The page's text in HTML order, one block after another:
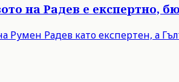
на Радев е експертно,
Румен Радев като експертен, а